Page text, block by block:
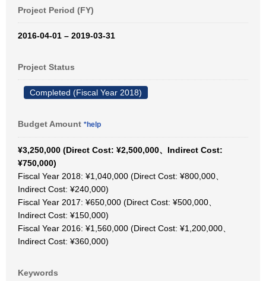
Project Period (FY)
2016-04-01 – 2019-03-31
Project Status
Completed (Fiscal Year 2018)
Budget Amount *help
¥3,250,000 (Direct Cost: ¥2,500,000、Indirect Cost:
¥750,000)
Fiscal Year 2018: ¥1,040,000 (Direct Cost: ¥800,000、
Indirect Cost: ¥240,000)
Fiscal Year 2017: ¥650,000 (Direct Cost: ¥500,000、
Indirect Cost: ¥150,000)
Fiscal Year 2016: ¥1,560,000 (Direct Cost: ¥1,200,000、
Indirect Cost: ¥360,000)
Keywords